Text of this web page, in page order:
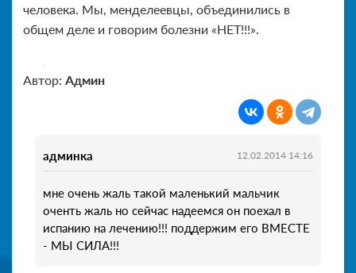
человека. Мы, менделеевцы, объединились в
общем деле и говорим болезни «НЕТ!!!».
Автор: Админ
админка 12.02.2014 14:16
мне очень жаль такой маленький мальчик
оченть жаль но сейчас надеемся он поехал в
испанию на лечению!!! поддержим его ВМЕСТЕ
- МЫ СИЛА!!!